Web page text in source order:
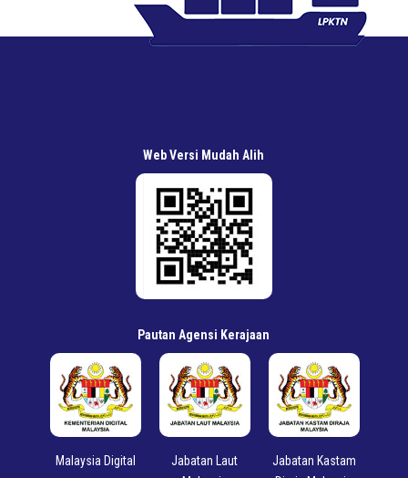
Web Versi Mudah Alih
Pautan Agensi Kerajaan
Malaysia Digital
Jabatan Laut
Jabatan Kastam